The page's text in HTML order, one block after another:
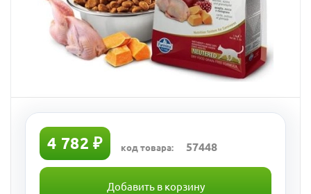
4 782 ₽ код товара: 57448
Добавить в корзину